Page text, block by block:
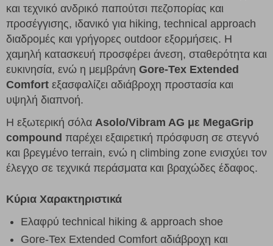
και τεχνικό ανδρικό παπούτσι πεζοπορίας και
προσέγγισης, ιδανικό για hiking, technical approach
διαδρομές και γρήγορες outdoor εξορμήσεις. Η
χαμηλή κατασκευή προσφέρει άνεση, σταθερότητα και
ευκινησία, ενώ η μεμβράνη Gore-Tex Extended
Comfort εξασφαλίζει αδιάβροχη προστασία και
υψηλή διαπνοή.
Η εξωτερική σόλα Asolo/Vibram AG με MegaGrip
compound παρέχει εξαιρετική πρόσφυση σε στεγνό
και βρεγμένο terrain, ενώ η climbing zone ενισχύει τον
έλεγχο σε τεχνικά περάσματα και βραχώδες έδαφος.
Κύρια Χαρακτηριστικά
Ελαφρύ technical hiking & approach shoe
Gore-Tex Extended Comfort αδιάβροχη και